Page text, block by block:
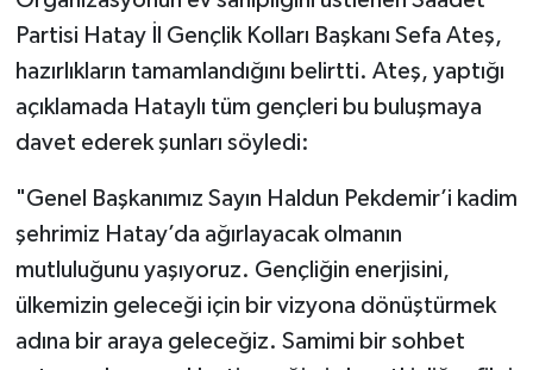
Partisi Hatay İl Gençlik Kolları Başkanı Sefa Ateş,
hazırlıkların tamamlandığını belirtti. Ateş, yaptığı
açıklamada Hataylı tüm gençleri bu buluşmaya
davet ederek şunları söyledi:
"Genel Başkanımız Sayın Haldun Pekdemir’i kadim
şehrimiz Hatay’da ağırlayacak olmanın
mutluluğunu yaşıyoruz. Gençliğin enerjisini,
ülkemizin geleceği için bir vizyona dönüştürmek
adına bir araya geleceğiz. Samimi bir sohbet